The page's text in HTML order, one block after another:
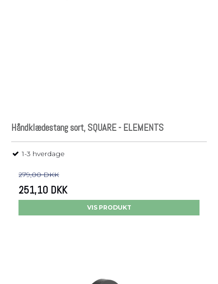
Håndklædestang sort, SQUARE - ELEMENTS
1-3 hverdage
279,00 DKK
251,10 DKK
VIS PRODUKT